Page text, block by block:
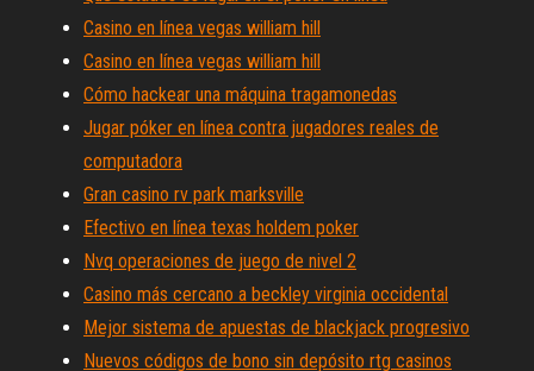
Casino en línea vegas william hill
Casino en línea vegas william hill
Cómo hackear una máquina tragamonedas
Jugar póker en línea contra jugadores reales de
computadora
Gran casino rv park marksville
Efectivo en línea texas holdem poker
Nvq operaciones de juego de nivel 2
Casino más cercano a beckley virginia occidental
Mejor sistema de apuestas de blackjack progresivo
Nuevos códigos de bono sin depósito rtg casinos